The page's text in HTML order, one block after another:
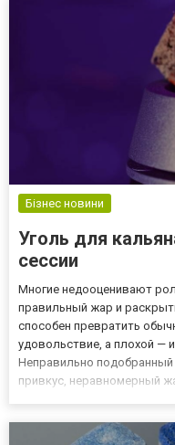
Бізнес новини
Уголь для
сессии
Многие недооценивают
правильный жар и
способен превратить
удовольствие, а плохой —
Неправильно
привкус, неравномерный